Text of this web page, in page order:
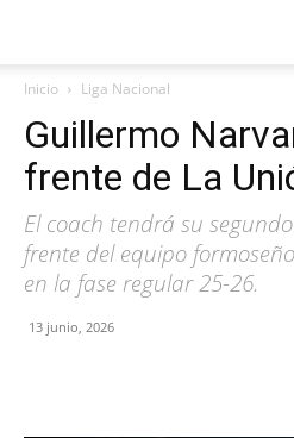
Inicio Liga Nacional
Guillermo
frente de La
El coach tendrá su
frente del equipo
en la fase regular 25-26.
13 junio, 2026